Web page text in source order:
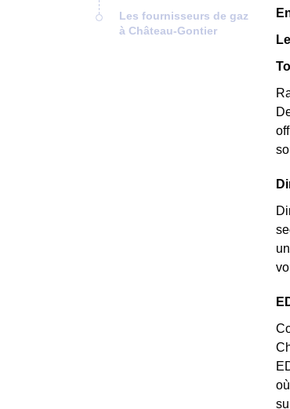
Les fournisseurs de gaz
à Château-Gontier